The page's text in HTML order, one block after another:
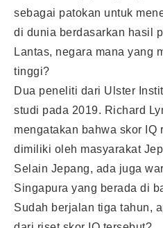
sebagai patokan untuk
di dunia berdasarkan hasil
Lantas, negara mana yang
tinggi?
Dua peneliti dari Ulster
studi pada 2019. Richard
mengatakan bahwa skor IQ
dimiliki oleh masyarakat
Selain Jepang, ada juga
Singapura yang berada di
Sudah berjalan tiga tahun,